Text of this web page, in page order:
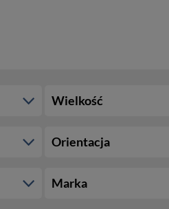
Wielkość
Orientacja
Marka